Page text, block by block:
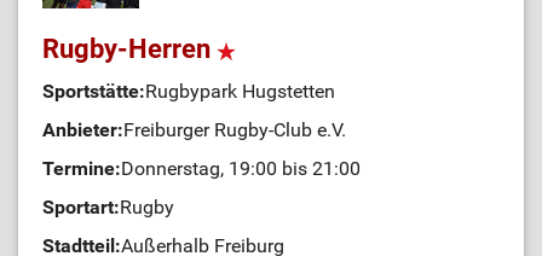
Rugby-Herren
Sportstätte:Rugbypark Hugstetten
Anbieter:Freiburger Rugby-Club e.V.
Termine:Donnerstag, 19:00 bis 21:00
Sportart:Rugby
Stadtteil:Außerhalb Freiburg